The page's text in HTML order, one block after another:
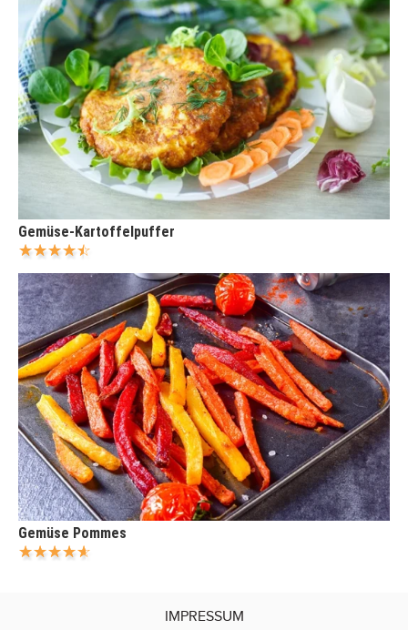
Gemüse-Kartoffelpuffer
Gemüse Pommes
IMPRESSUM